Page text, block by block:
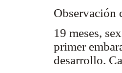
Observación
19 meses,
primer
desarrollo.